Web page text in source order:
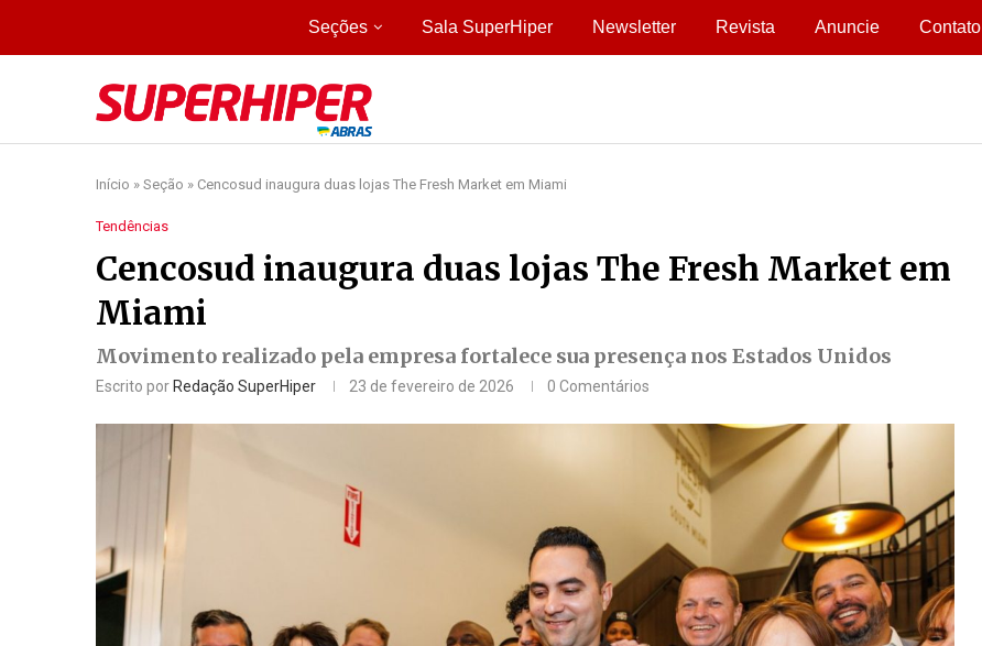
Seções Sala SuperHiper Newsletter Revista Anuncie Contato
Início » Seção » Cencosud inaugura duas lojas The Fresh Market em Miami
Tendências
Cencosud inaugura duas lojas The Fresh Market em
Miami
Movimento realizado pela empresa fortalece sua presença nos Estados Unidos
Escrito por Redação SuperHiper 23 de fevereiro de 2026 0 Comentários